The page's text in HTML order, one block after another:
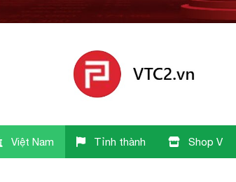
Việt Nam Tỉnh thành Shop V